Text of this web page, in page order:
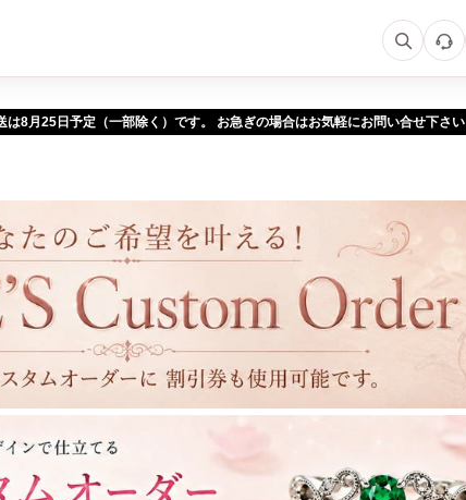
は 予定（一部除く）です。 お急ぎの場合はお気軽にお問い合せ下さい